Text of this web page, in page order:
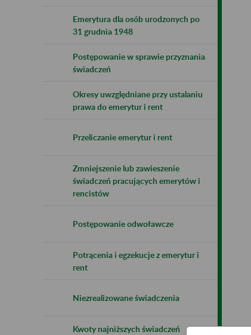
Emerytura dla osób urodzonych po
31 grudnia 1948
Postępowanie w sprawie przyznania
świadczeń
Okresy uwzględniane przy ustalaniu
prawa do emerytur i rent
Przeliczanie emerytur i rent
Zmniejszenie lub zawieszenie
świadczeń pracujących emerytów i
rencistów
Postępowanie odwoławcze
Potrącenia i egzekucje z emerytur i
rent
Niezrealizowane świadczenia
Kwoty najniższych świadczeń